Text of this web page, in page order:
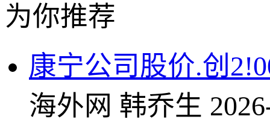
为你推荐
康宁公司股价.创
海外网 韩乔生